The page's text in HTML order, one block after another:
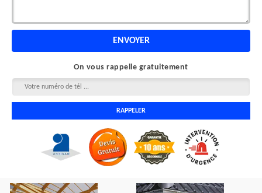
On vous rappelle gratuitement